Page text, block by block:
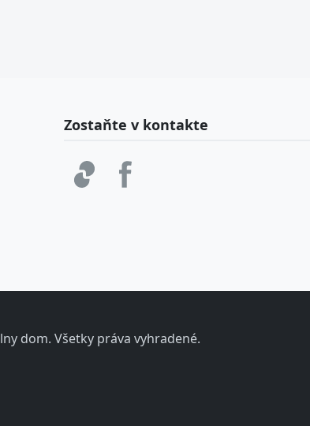
Zostaňte v kontakte
dom. Všetky práva vyhradené.